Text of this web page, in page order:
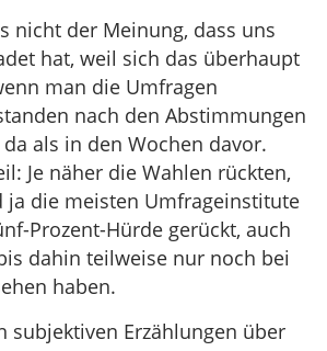
nicht der Meinung, dass uns
hat, weil sich das überhaupt
man die Umfragen
nach den Abstimmungen
als in den Wochen davor.
Je näher die Wahlen rückten,
ja die meisten Umfrageinstitute
Prozent-Hürde gerückt, auch
dahin teilweise nur noch bei
haben.
subjektiven Erzählungen über